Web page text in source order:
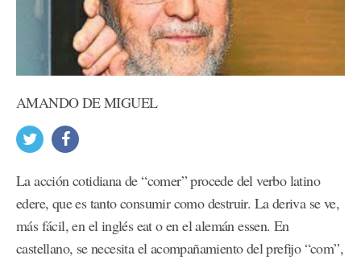
AMANDO DE MIGUEL
La acción cotidiana de “comer” procede del verbo latino
edere, que es tanto consumir como destruir. La deriva se ve,
más fácil, en el inglés eat o en el alemán essen. En
castellano, se necesita el acompañamiento del prefijo “com”,